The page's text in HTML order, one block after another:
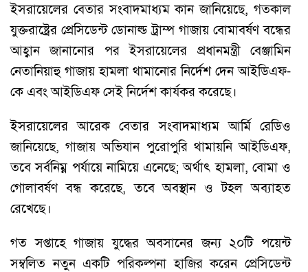
ইসরায়েলের বেতার সংবাদমাধ্যম কান জানিয়েছে, গতকাল
যুক্তরাষ্ট্রের প্রেসিডেন্ট ডোনাল্ড ট্রাম্প গাজায় বোমাবর্ষণ বন্ধের
আহ্বান জানানোর পর ইসরায়েলের প্রধানমন্ত্রী বেঞ্জামিন
নেতানিয়াহু গাজায় হামলা থামানোর নির্দেশ দেন আইডিএফ-
কে এবং আইডিএফ সেই নির্দেশ কার্যকর করেছে।
ইসরায়েলের আরেক বেতার সংবাদমাধ্যম আর্মি রেডিও
জানিয়েছে, গাজায় অভিযান পুরোপুরি থামায়নি আইডিএফ,
তবে সর্বনিম্ন পর্যায়ে নামিয়ে এনেছে; অর্থাৎ হামলা, বোমা ও
গোলাবর্ষণ বন্ধ করেছে, তবে অবস্থান ও টহল অব্যাহত
রেখেছে।
গত সপ্তাহে গাজায় যুদ্ধের অবসানের জন্য ২০টি পয়েন্ট
সম্বলিত নতুন একটি পরিকল্পনা হাজির করেন প্রেসিডেন্ট